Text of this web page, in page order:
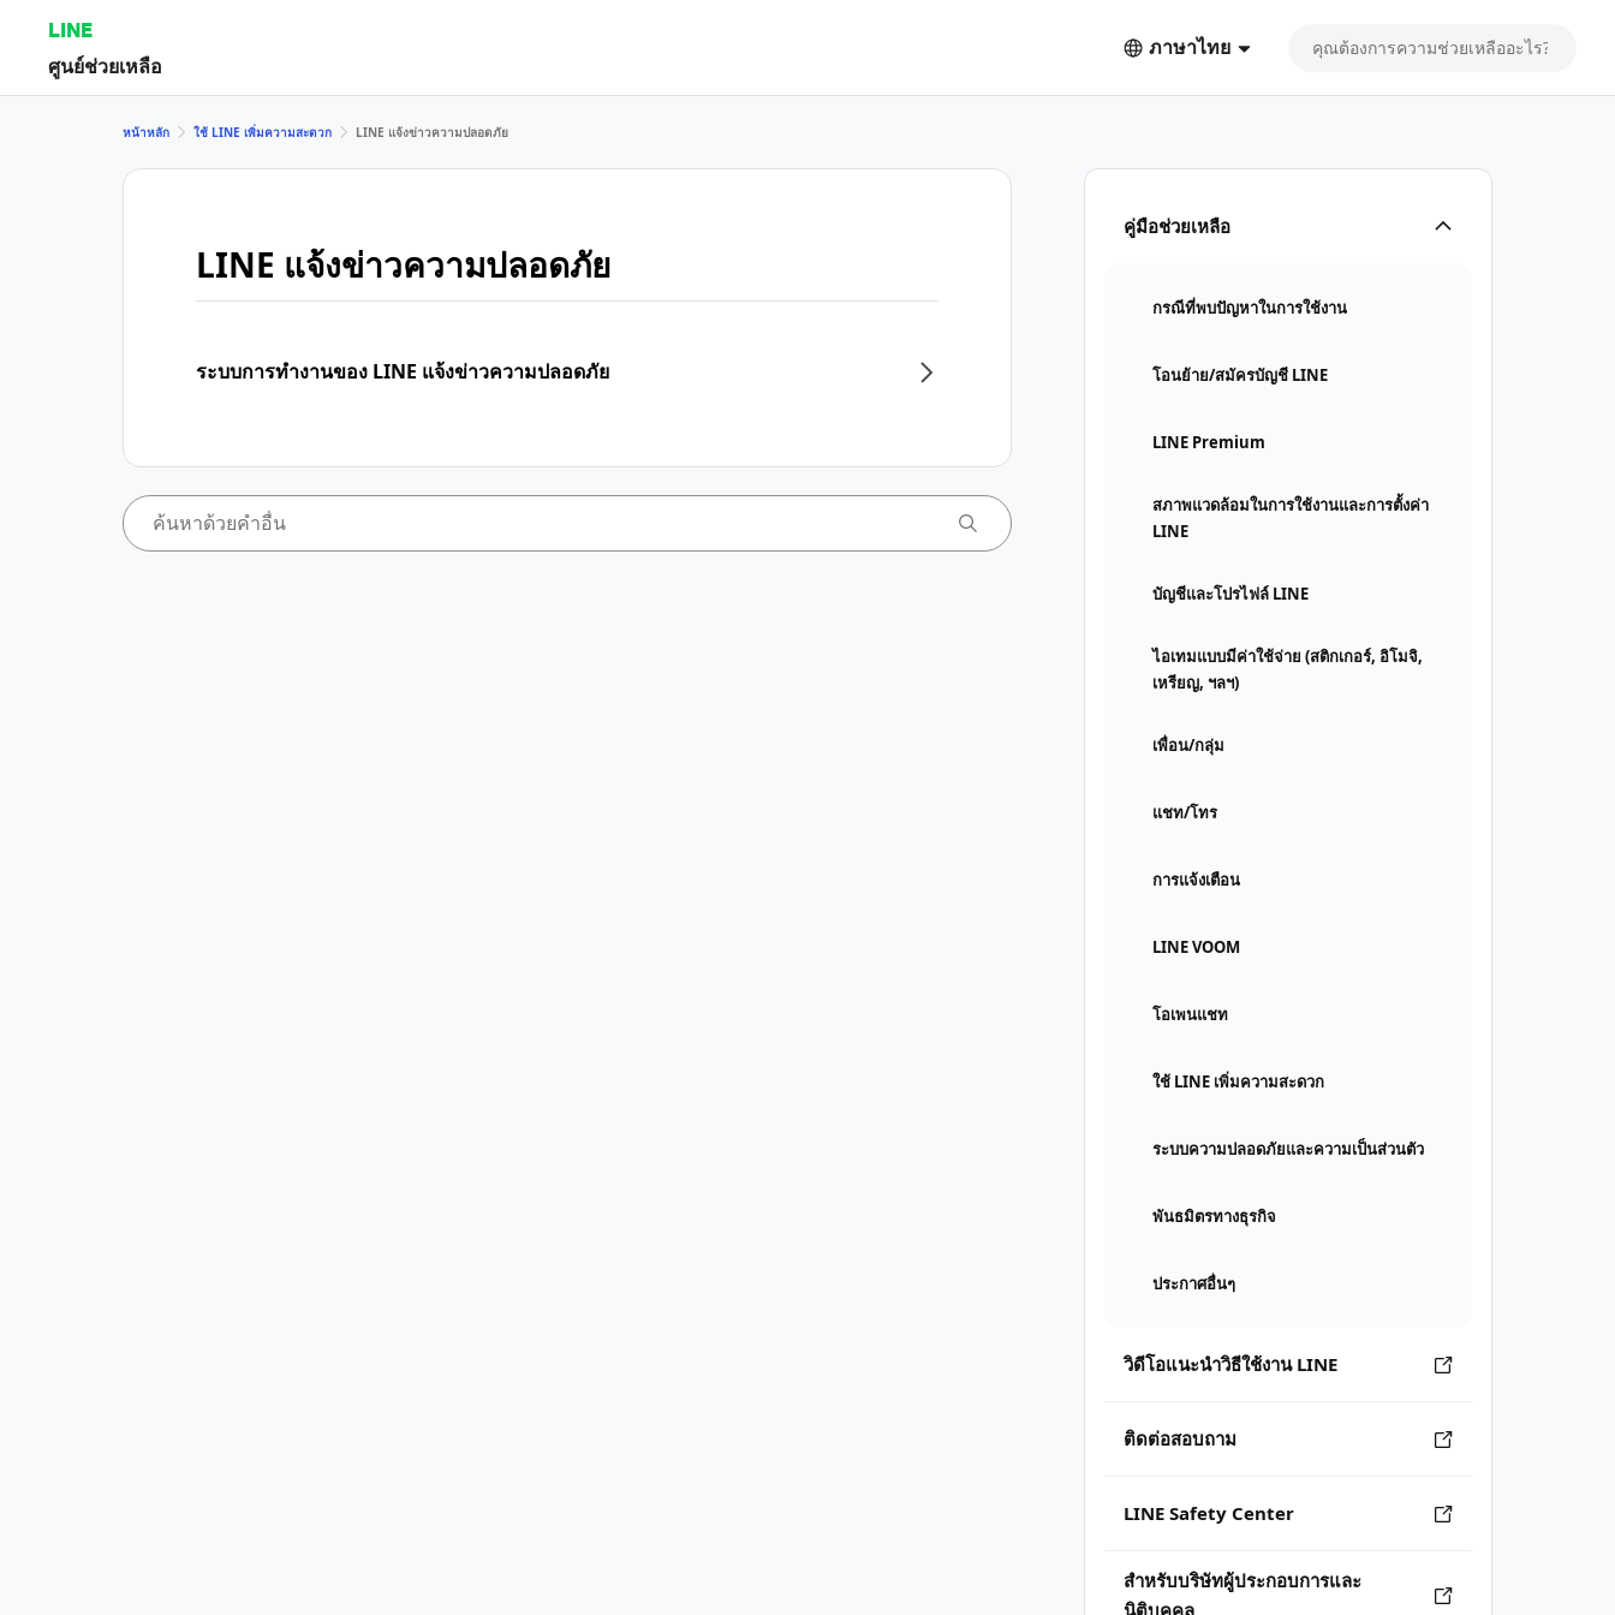
LINE
ศูนย์ช่วยเหลือ
ภาษาไทย
คู่มือช่วยเหลือ
กรณีที่พบปัญหาในการใช้งาน
โอนย้าย/สมัครบัญชี LINE
LINE Premium
สภาพแวดล้อมในการใช้งานและการตั้งค่า
LINE
บัญชีและโปรไฟล์ LINE
ไอเทมแบบมีค่าใช้จ่าย (สติกเกอร์, อิโมจิ,
เหรียญ, ฯลฯ)
เพื่อน/กลุ่ม
แชท/โทร
การแจ้งเตือน
LINE VOOM
โอเพนแชท
ใช้ LINE เพิ่มความสะดวก
ระบบความปลอดภัยและความเป็นส่วนตัว
พันธมิตรทางธุรกิจ
ประกาศอื่นๆ
วิดีโอแนะนำวิธีใช้งาน LINE
ติดต่อสอบถาม
LINE Safety Center
สำหรับบริษัทผู้ประกอบการและ
นิติบุคคล
หน้าหลัก ใช้ LINE เพิ่มความสะดวก LINE แจ้งข่าวความปลอดภัย
LINE แจ้งข่าวความปลอดภัย
ระบบการทำงานของ LINE แจ้งข่าวความปลอดภัย